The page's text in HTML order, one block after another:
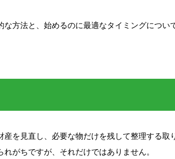
方法と、始めるのに最適なタイミングについ
を見直し、必要な物だけを残して整理する取
がちですが、それだけではありません。